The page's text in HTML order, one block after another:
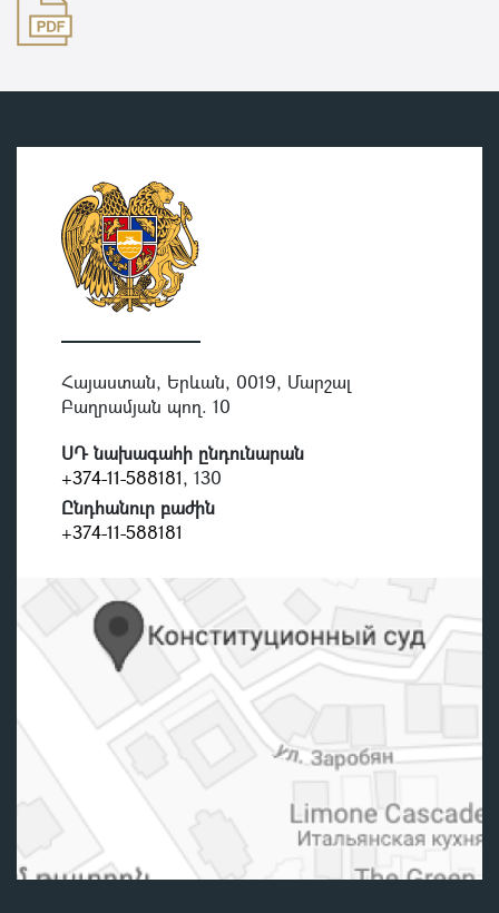
Հայաստան, Երևան, 0019, Մարշալ
Բաղրամյան պող. 10
ՍԴ նախագահի ընդունարան
+374-11-588181, 130
Ընդհանուր բաժին
+374-11-588181